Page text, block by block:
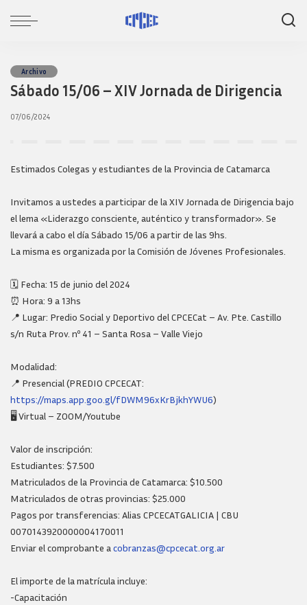
Archivo
Sábado 15/06 – XIV Jornada de Dirigencia
07/06/2024
Estimados Colegas y estudiantes de la Provincia de Catamarca
Invitamos a ustedes a participar de la XIV Jornada de Dirigencia bajo
el lema «Liderazgo consciente, auténtico y transformador». Se
llevará a cabo el día Sábado 15/06 a partir de las 9hs.
La misma es organizada por la Comisión de Jóvenes Profesionales.
🗓️ Fecha: 15 de junio del 2024
⏰ Hora: 9 a 13hs
📍 Lugar: Predio Social y Deportivo del CPCECat – Av. Pte. Castillo
s/n Ruta Prov. nº 41 – Santa Rosa – Valle Viejo
Modalidad:
📍 Presencial (PREDIO CPCECAT:
https://maps.app.goo.gl/fDWM96xKrBjkhYWU6)
🖥️ Virtual – ZOOM/Youtube
Valor de inscripción:
Estudiantes: $7.500
Matriculados de la Provincia de Catamarca: $10.500
Matriculados de otras provincias: $25.000
Pagos por transferencias: Alias CPCECATGALICIA | CBU
0070143920000004170011
Enviar el comprobante acobranzas@cpcecat.org.ar
El importe de la matrícula incluye:
-Capacitación